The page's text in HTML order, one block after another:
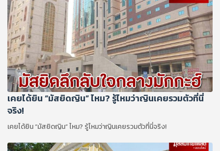
เคยได้ยิน “มัสยิดญิน” ไหม? รู้ไหมว่าญินเคยรวมตัวที่นี่
จริง!
เคยได้ยิน “มัสยิดญิน” ไหม? รู้ไหมว่าญินเคยรวมตัวที่นี่จริง!